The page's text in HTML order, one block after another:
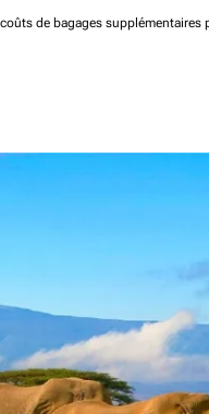
de bagages supplémentaires